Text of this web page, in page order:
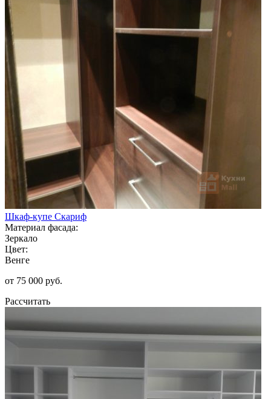
Шкаф-купе Скариф
Материал фасада:
Зеркало
Цвет:
Венге
от 75 000 руб.
Рассчитать